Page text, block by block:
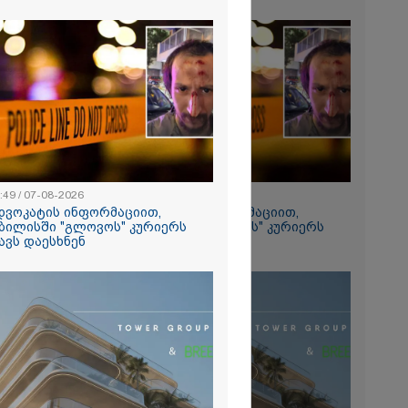
გოგონა,
სექსუალურად
- თუ
ასეთი
ლარს
-
დედა
ავრცელებს
– რატომ
დარღვევებს
ადვოკატის ინფორმაციით,
თბილისში "გლოვოს" კურიერს
/ 07-08-2026
ინფორმაციით,
"გლოვოს" კურიერს
დაესხნენ